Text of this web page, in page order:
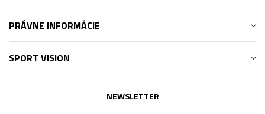
PRÁVNE INFORMÁCIE
SPORT VISION
NEWSLETTER